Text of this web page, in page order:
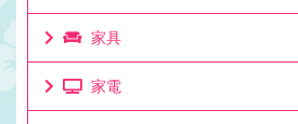
家具
家電